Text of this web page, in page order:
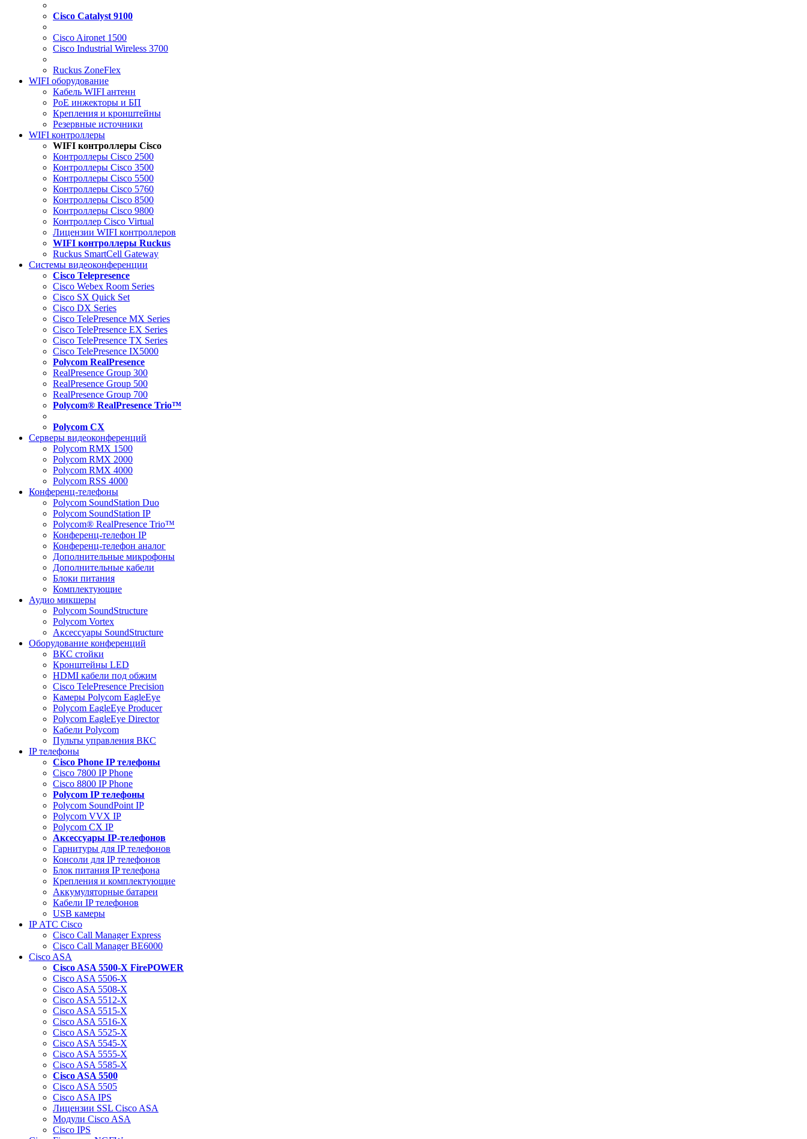
Cisco Catalyst 9100
Cisco Aironet 1500
Cisco Industrial Wireless 3700
Ruckus ZoneFlex
WIFI оборудование
Кабель WIFI антенн
PoE инжекторы и БП
Крепления и кронштейны
Резервные источники
WIFI контроллеры
WIFI контроллеры Cisco
Контроллеры Cisco 2500
Контроллеры Cisco 3500
Контроллеры Cisco 5500
Контроллеры Cisco 5760
Контроллеры Cisco 8500
Контроллеры Cisco 9800
Контроллер Cisco Virtual
Лицензии WIFI контроллеров
WIFI контроллеры Ruckus
Ruckus SmartCell Gateway
Системы видеоконференции
Cisco Telepresence
Cisco Webex Room Series
Cisco SX Quick Set
Cisco DX Series
Cisco TelePresence MX Series
Cisco TelePresence EX Series
Cisco TelePresence TX Series
Cisco TelePresence IX5000
Polycom RealPresence
RealPresence Group 300
RealPresence Group 500
RealPresence Group 700
Polycom® RealPresence Trio™
Polycom CX
Серверы видеоконференций
Polycom RMX 1500
Polycom RMX 2000
Polycom RMX 4000
Polycom RSS 4000
Конференц-телефоны
Polycom SoundStation Duo
Polycom SoundStation IP
Polycom® RealPresence Trio™
Конференц-телефон IP
Конференц-телефон аналог
Дополнительные микрофоны
Дополнительные кабели
Блоки питания
Комплектующие
Аудио микшеры
Polycom SoundStructure
Polycom Vortex
Аксессуары SoundStructure
Оборудование конференций
ВКС стойки
Кронштейны LED
HDMI кабели под обжим
Cisco TelePresence Precision
Камеры Polycom EagleEye
Polycom EagleEye Producer
Polycom EagleEye Director
Кабели Polycom
Пульты управления ВКС
IP телефоны
Сisco Phone IP телефоны
Cisco 7800 IP Phone
Cisco 8800 IP Phone
Polycom IP телефоны
Polycom SoundPoint IP
Polycom VVX IP
Polycom CX IP
Аксессуары IP-телефонов
Гарнитуры для IP телефонов
Консоли для IP телефонов
Блок питания IP телефона
Крепления и комплектующие
Аккумуляторные батареи
Кабели IP телефонов
USB камеры
IP АТС Cisco
Cisco Call Manager Express
Cisco Call Manager BE6000
Cisco ASA
Cisco ASA 5500-X FirePOWER
Cisco ASA 5506-X
Cisco ASA 5508-X
Cisco ASA 5512-X
Cisco ASA 5515-X
Cisco ASA 5516-X
Cisco ASA 5525-X
Cisco ASA 5545-X
Cisco ASA 5555-X
Cisco ASA 5585-X
Cisco ASA 5500
Cisco ASA 5505
Cisco ASA IPS
Лицензии SSL Cisco ASA
Модули Cisco ASA
Cisco IPS